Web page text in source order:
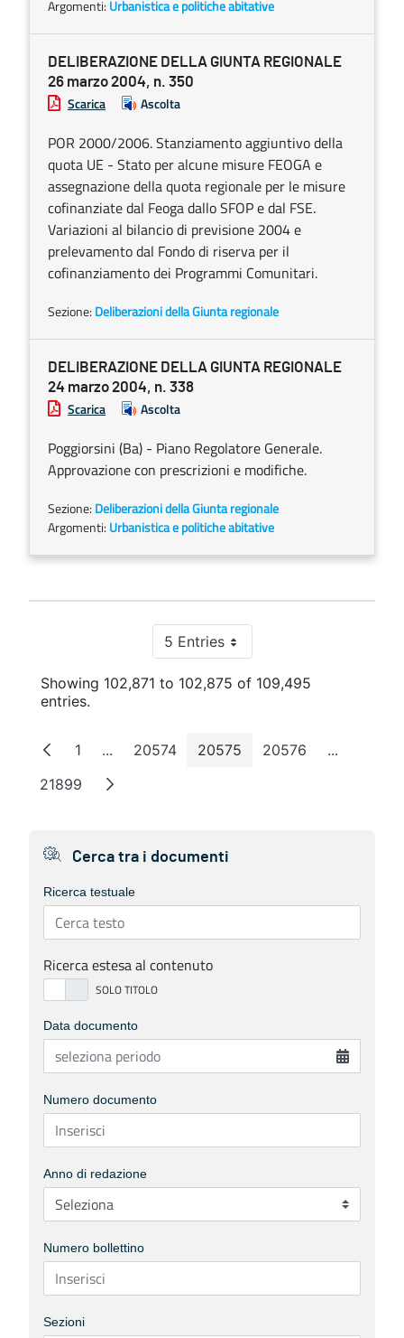
Argomenti: Urbanistica e politiche abitative
DELIBERAZIONE DELLA GIUNTA REGIONALE
26 marzo 2004, n. 350
Scarica Ascolta
POR 2000/2006. Stanziamento aggiuntivo della
quota UE - Stato per alcune misure FEOGA e
assegnazione della quota regionale per le misure
cofinanziate dal Feoga dallo SFOP e dal FSE.
Variazioni al bilancio di previsione 2004 e
prelevamento dal Fondo di riserva per il
cofinanziamento dei Programmi Comunitari.
Sezione: Deliberazioni della Giunta regionale
DELIBERAZIONE DELLA GIUNTA REGIONALE
24 marzo 2004, n. 338
Scarica Ascolta
Poggiorsini (Ba) - Piano Regolatore Generale.
Approvazione con prescrizioni e modifiche.
Sezione: Deliberazioni della Giunta regionale
Argomenti: Urbanistica e politiche abitative
5 EntriesPer Page
Showing 102,871 to 102,875 of 109,495
entries.
Page
1 ...Intermediate Pages
Page
20574 Page
20575 Page
20576 ...
Page
21899
Cerca tra i documenti
Ricerca testuale
Ricerca estesa al contenuto
Data documento
Numero documento
Anno di redazione
Numero bollettino
Sezioni